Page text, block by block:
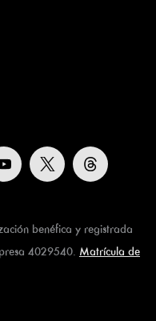
benéfica y registrada
4029540. Matrícula de